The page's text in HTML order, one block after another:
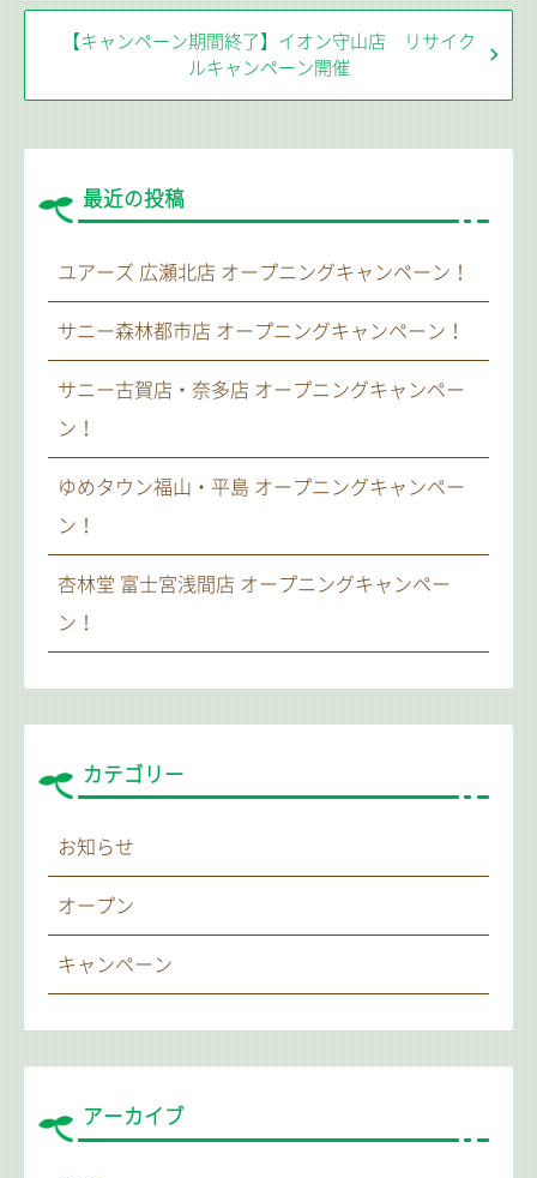
【キャンペーン期間終了】イオン守山店 リサイク
ルキャンペーン開催
最近の投稿
ユアーズ 広瀬北店 オープニングキャンペーン！
サニー森林都市店 オープニングキャンペーン！
サニー古賀店・奈多店 オープニングキャンペー
ン！
ゆめタウン福山・平島 オープニングキャンペー
ン！
杏林堂 富士宮浅間店 オープニングキャンペー
ン！
カテゴリー
お知らせ
オープン
キャンペーン
アーカイブ